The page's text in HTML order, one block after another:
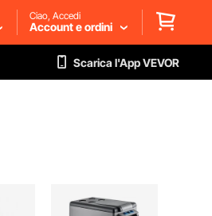
Ciao, Accedi
Account e ordini
Scarica l'App VEVOR